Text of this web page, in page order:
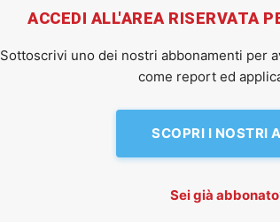
ACCEDI ALL'AREA RISERVATA
Sottoscrivi uno dei nostri abbonamenti per
come report ed
SCOPRI I NOSTRI
Sei già